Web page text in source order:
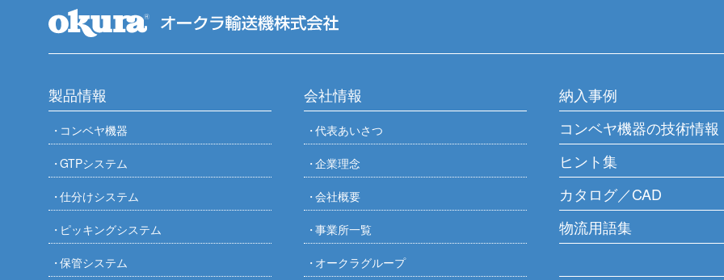
製品情報
コンベヤ機器
GTPシステム
仕分けシステム
ピッキングシステム
保管システム
会社情報
代表あいさつ
企業理念
会社概要
事業所一覧
オークラグループ
納入事例
コンベヤ機器の技術情報
ヒント集
カタログ／CAD
物流用語集